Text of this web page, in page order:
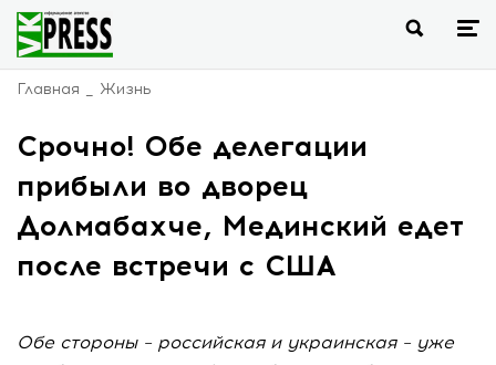
Главная Жизнь
Срочно! Обе делегации
прибыли во дворец
Долмабахче, Мединский едет
после встречи с США
Обе стороны – российская и украинская – уже